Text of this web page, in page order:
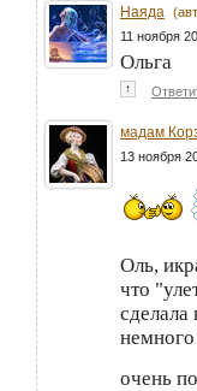
Наяда
11 ноября
Ольга
↑
мадам
13 ноября
Оль,
что
очень